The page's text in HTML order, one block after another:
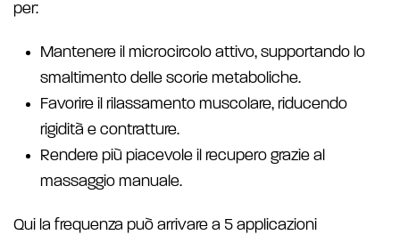
per:
Mantenere il microcircolo attivo, supportando lo
smaltimento delle scorie metaboliche.
Favorire il rilassamento muscolare, riducendo
rigidità e contratture.
Rendere più piacevole il recupero grazie al
massaggio manuale.
Qui la frequenza può arrivare a 5 applicazioni